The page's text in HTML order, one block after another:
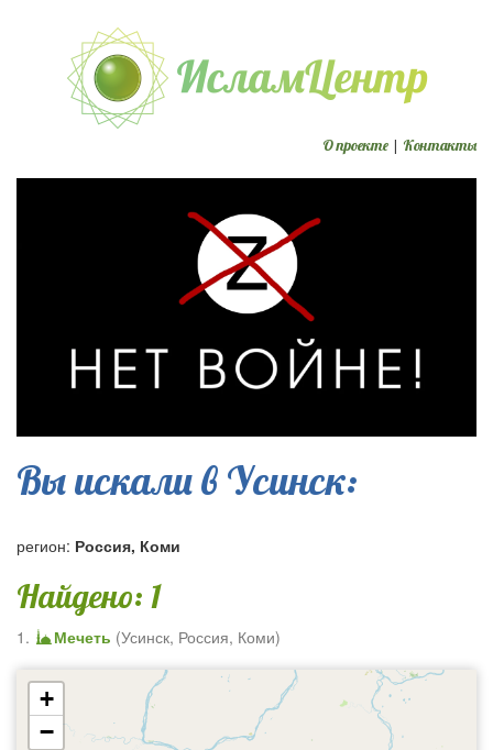
О проекте | Контакты
Вы искали в Усинск:
регион: Россия, Коми
Найдено: 1
1. Мечеть (Усинск, Россия, Коми)
+
−